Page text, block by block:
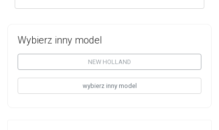
Wybierz inny model
NEW HOLLAND
wybierz inny model